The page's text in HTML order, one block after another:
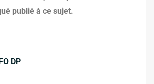
publié à ce sujet.
DP